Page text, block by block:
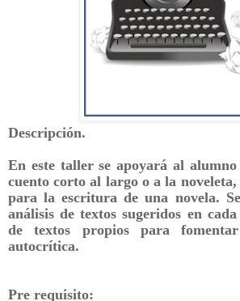
Descripción.
En este taller se apoyará al
cuento corto al largo o a la
para la escritura de una novela.
análisis de textos sugeridos en
de textos propios para
autocrítica.
Pre requisito: